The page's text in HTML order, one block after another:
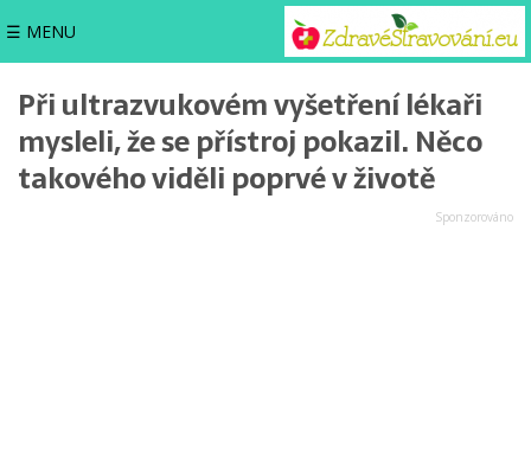
☰ MENU
Při ultrazvukovém vyšetření lékaři
mysleli, že se přístroj pokazil. Něco
takového viděli poprvé v životě